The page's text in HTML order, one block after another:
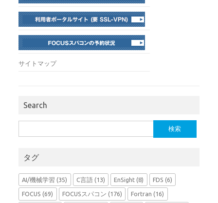
サイトマップ
Search
索:
タグ
AI/機械学習 (35) C言語(13) EnSight (8) FDS (6)
FOCUS (69) FOCUSスパコン (176) Fortran (16)